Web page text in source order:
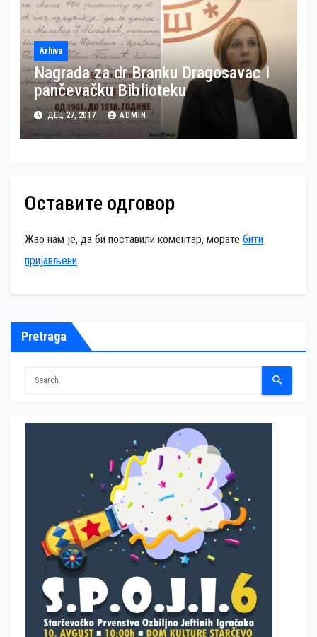
Arhiva
Nagrada za dr Branku Dragosavac i
pančevačku Biblioteku
ДЕЦ 27, 2017 ADMIN
Оставите одговор
Жао нам је, да би поставили коментар, морате бити
пријављени.
Pretraga